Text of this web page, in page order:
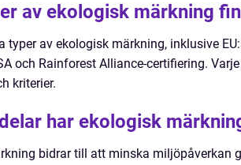
av ekologisk märkning
typer av ekologisk märkning, inklusive
och Rainforest Alliance-certifiering.
kriterier.
har ekologisk
bidrar till att minska miljöpåverkan